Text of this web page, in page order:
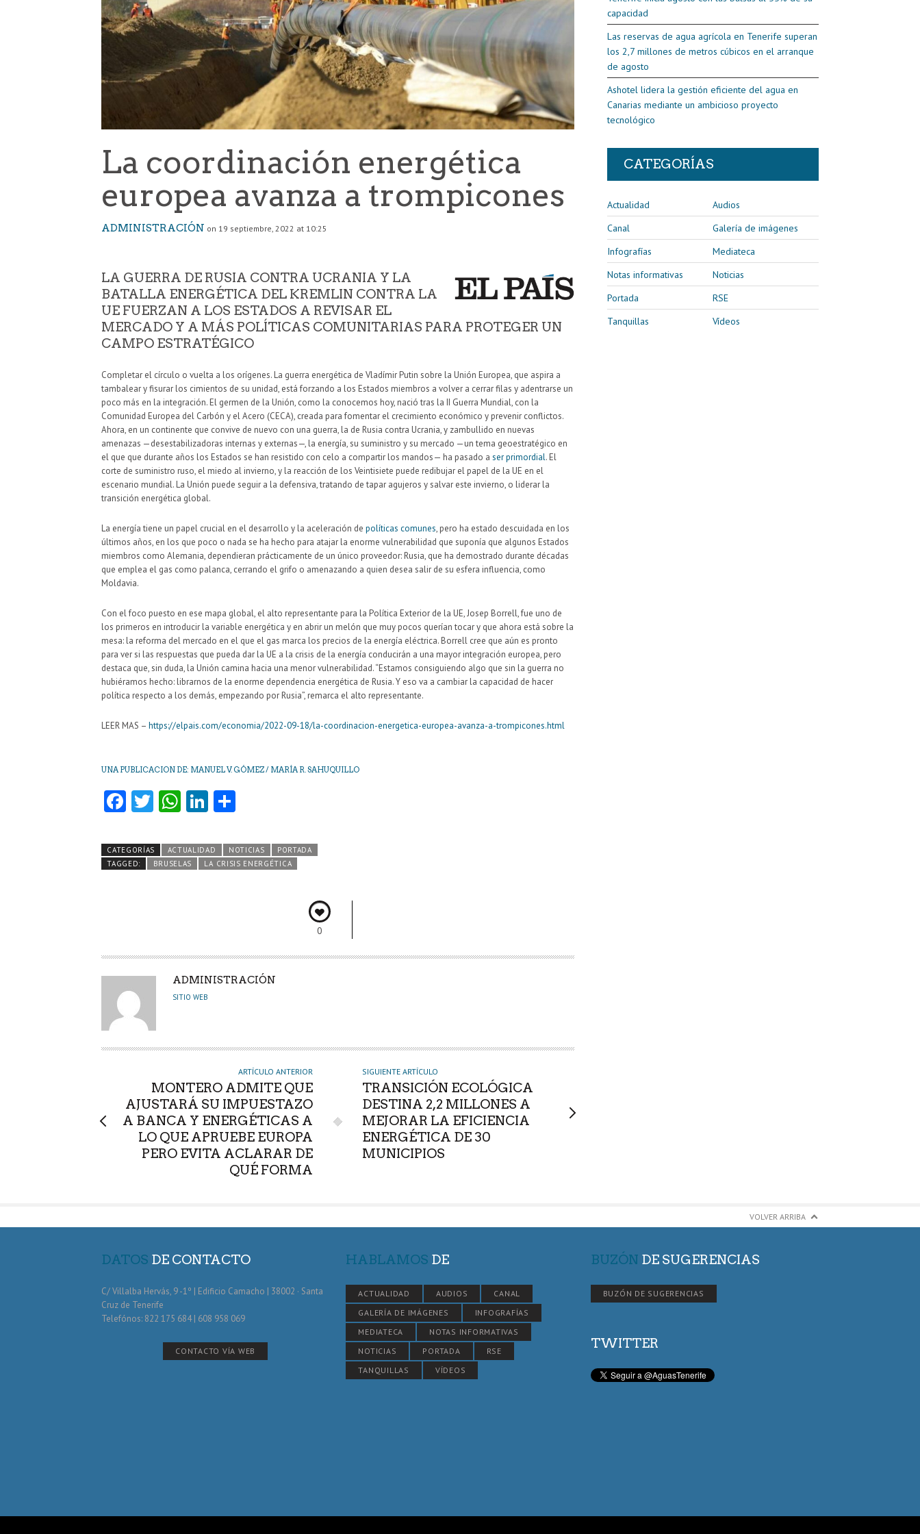
La coordinación energética
europea avanza a trompicones
ADMINISTRACIÓN on 19 septiembre, 2022 at 10:25
LA GUERRA DE RUSIA CONTRA UCRANIA Y LA
BATALLA ENERGÉTICA DEL KREMLIN CONTRA LA
UE FUERZAN A LOS ESTADOS A REVISAR EL
MERCADO Y A MÁS POLÍTICAS COMUNITARIAS PARA PROTEGER UN
CAMPO ESTRATÉGICO
Completar el círculo o vuelta a los orígenes. La guerra energética de Vladímir Putin sobre la Unión Europea, que aspira a
tambalear y fisurar los cimientos de su unidad, está forzando a los Estados miembros a volver a cerrar filas y adentrarse un
poco más en la integración. El germen de la Unión, como la conocemos hoy, nació tras la II Guerra Mundial, con la
Comunidad Europea del Carbón y el Acero (CECA), creada para fomentar el crecimiento económico y prevenir conflictos.
Ahora, en un continente que convive de nuevo con una guerra, la de Rusia contra Ucrania, y zambullido en nuevas
amenazas —desestabilizadoras internas y externas—, la energía, su suministro y su mercado —un tema geoestratégico en
el que que durante años los Estados se han resistido con celo a compartir los mandos— ha pasado a ser primordial. El
corte de suministro ruso, el miedo al invierno, y la reacción de los Veintisiete puede redibujar el papel de la UE en el
escenario mundial. La Unión puede seguir a la defensiva, tratando de tapar agujeros y salvar este invierno, o liderar la
transición energética global.
La energía tiene un papel crucial en el desarrollo y la aceleración de políticas comunes, pero ha estado descuidada en los
últimos años, en los que poco o nada se ha hecho para atajar la enorme vulnerabilidad que suponía que algunos Estados
miembros como Alemania, dependieran prácticamente de un único proveedor: Rusia, que ha demostrado durante décadas
que emplea el gas como palanca, cerrando el grifo o amenazando a quien desea salir de su esfera influencia, como
Moldavia.
Con el foco puesto en ese mapa global, el alto representante para la Política Exterior de la UE, Josep Borrell, fue uno de
los primeros en introducir la variable energética y en abrir un melón que muy pocos querían tocar y que ahora está sobre la
mesa: la reforma del mercado en el que el gas marca los precios de la energía eléctrica. Borrell cree que aún es pronto
para ver si las respuestas que pueda dar la UE a la crisis de la energía conducirán a una mayor integración europea, pero
destaca que, sin duda, la Unión camina hacia una menor vulnerabilidad. “Estamos consiguiendo algo que sin la guerra no
hubiéramos hecho: librarnos de la enorme dependencia energética de Rusia. Y eso va a cambiar la capacidad de hacer
política respecto a los demás, empezando por Rusia”, remarca el alto representante.
LEER MAS – https://elpais.com/economia/2022-09-18/la-coordinacion-energetica-europea-avanza-a-trompicones.html
UNA PUBLICACION DE: MANUEL V. GÓMEZ / MARÍA R. SAHUQUILLO
Fa
b
o
T
itt
er
W
ts
A
Li
e
dI
m
pa
CATEGORÍAS ACTUALIDAD NOTICIAS
PORTADA
TAGGED:
BRUSELAS LA CRISIS ENERGÉTICA
0
A
U
R
ADMINISTRACIÓN
SITIO WEB
ARTÍCULO ANTERIOR
MONTERO ADMITE QUE
AJUSTARÁ SU IMPUESTAZO
A BANCA Y ENERGÉTICAS A
LO QUE APRUEBE EUROPA
PERO EVITA ACLARAR DE
QUÉ FORMA
SIGUIENTE ARTÍCULO
TRANSICIÓN ECOLÓGICA
DESTINA 2,2 MILLONES A
MEJORAR LA EFICIENCIA
ENERGÉTICA DE 30
MUNICIPIOS
capacidad
Las reservas de agua agrícola en Tenerife superan
los 2,7 millones de metros cúbicos en el arranque
de agosto
Ashotel lidera la gestión eficiente del agua en
Canarias mediante un ambicioso proyecto
tecnológico
CATEGORÍAS
Actualidad
Audios
Canal
Galería de imágenes
Infografías
Mediateca
Notas informativas
Noticias
Portada
RSE
Tanquillas
Vídeos
VOLVER ARRIBA
DATOS DE CONTACTO
C/ Villalba Hervás, 9 -1º | Edificio Camacho | 38002 · Santa
Cruz de Tenerife
Telefónos: 822 175 684 | 608 958 069
CONTACTO VÍA WEB
HABLAMOS DE
ACTUALIDAD AUDIOS
CANAL
GALERÍA DE IMÁGENES
INFOGRAFÍAS
MEDIATECA
NOTAS INFORMATIVAS
NOTICIAS
PORTADA
RSE
TANQUILLAS
VÍDEOS
BUZÓN DE SUGERENCIAS
BUZÓN DE SUGERENCIAS
TWITTER